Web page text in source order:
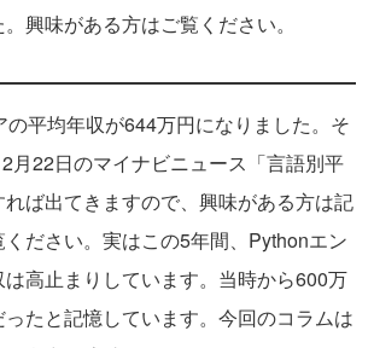
興味がある方はご覧ください。
の平均年収が644万円になりました。そ
月22日のマイナビニュース「言語別平
ば出てきますので、興味がある方は記
ださい。実はこの5年間、Pythonエン
高止まりしています。当時から600万
たと記憶しています。今回のコラムは